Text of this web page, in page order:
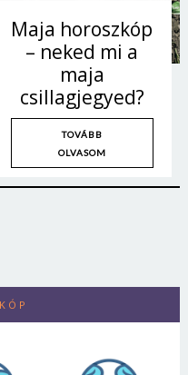
Maja horoszkóp
– neked mi a
maja
csillagjegyed?
TOVÁBB
OLVASOM